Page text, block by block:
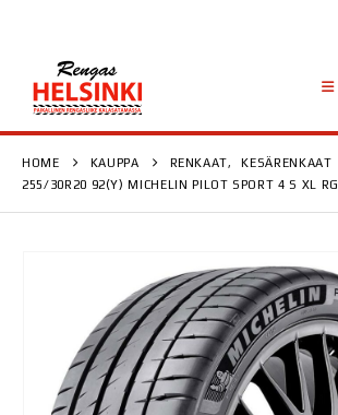
HOME KAUPPA RENKAAT,
KESÄRENKAAT
255/30R20 92(Y) MICHELIN PILOT SPORT 4 S XL RG